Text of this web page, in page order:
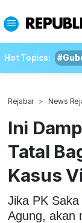
Hot Topics:
Rejabar News
Ini
Tatal
Kasus
Jika PK
Agung, akan